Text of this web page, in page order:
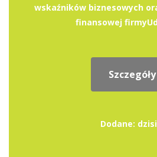
wskaźników biznesowych
finansowej
Szczegóły
Dodane: